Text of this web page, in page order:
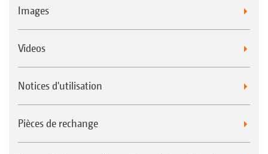
Images
Videos
Notices d'utilisation
Pièces de rechange